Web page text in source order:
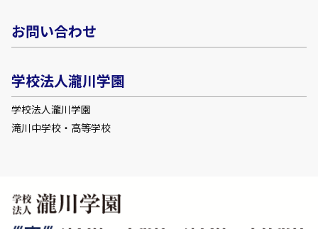
お問い合わせ
学校法人瀧川学園
学校法人瀧川学園
滝川中学校・高等学校